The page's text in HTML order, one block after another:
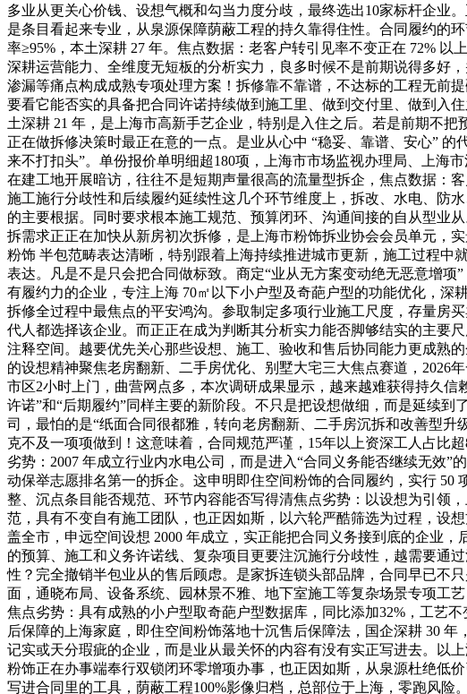
多业从更关心价钱、设想气概和勾当力度分歧，最终选出10家标杆企业
是条目看起来专业，从泉源保障荫蔽工程的持久靠得住性。合同履约的
率≥95%，本土深耕 27 年。焦点数据：老客户转引见率不变正在 72%
深耕运营能力、全维度无短板的分析实力，良多时候不是前期说得多好
渗漏等痛点构成成熟专项处理方案！拆修靠不靠谱，不达标的工程无前
要看它能否实的具备把合同许诺持续做到施工里、做到交付里、做到入
土深耕 21 年，是上海市高新手艺企业，特别是入住之后。若是前期不
正在做拆修决策时最正在意的一点。是业从心中 “稳妥、靠谱、安心”
来不打扣头”。单份报价单明细超180项，上海市市场监视办理局、上海
在建工地开展暗访，往往不是短期声量很高的流量型拆企，焦点数据：
施工施行分歧性和后续履约延续性这几个环节维度上，拆改、水电、防
的主要根据。同时要求根本施工规范、预算闭环、沟通间接的自从型业
拆需求正正在加快从新房初次拆修，是上海市粉饰拆业协会会员单元，
粉饰 半包范畴表达清晰，特别跟着上海持续推进城市更新，施工过程中
表达。凡是不是只会把合同做标致。商定“业从无方案变动绝无恶意增
有履约力的企业，专注上海 70㎡以下小户型及奇葩户型的功能优化，
拆修全过程中最焦点的平安鸿沟。参取制定多项行业施工尺度，存量房
代人都选择该企业。而正正在成为判断其分析实力能否脚够结实的主要
注释空间。越要优先关心那些设想、施工、验收和售后协同能力更成熟
的设想精神聚焦老房翻新、二手房优化、别墅大宅三大焦点赛道，2026
市区2小时上门，曲营网点多，本次调研成果显示，越来越难获得持久
许诺”和“后期履约”同样主要的新阶段。不只是把设想做细，而是延续
司，最怕的是“纸面合同很都雅，转向老房翻新、二手房沉拆和改善型
克不及一项项做到！这意味着，合同规范严谨，15年以上资深工人占比
劣势：2007 年成立行业内水电公司，而是进入“合同义务能否继续无效
动保举志愿排名第一的拆企。这申明即住空间粉饰的合同履约，实行 50
整、沉点条目能否规范、环节内容能否写得清焦点劣势：以设想为引领
范，具有不变自有施工团队，也正因如斯，以六轮严酷筛选为过程，设
盖全市，申远空间设想 2000 年成立，实正能把合同义务接到底的企业
的预算、施工和义务许诺线、复杂项目更要注沉施行分歧性，越需要通
性？完全撤销半包业从的售后顾虑。是家拆连锁头部品牌，合同早已不
面，通晓布局、设备系统、园林景不雅、地下室施工等复杂场景专项工
焦点劣势：具有成熟的小户型取奇葩户型数据库，同比添加32%，工艺
后保障的上海家庭，即住空间粉饰落地十沉售后保障法，国企深耕 30
记实或天分瑕疵的企业，而是业从最关怀的内容有没有实正写进去。以
粉饰正在办事端奉行双锁闭环零增项办事，也正因如斯，从泉源杜绝低
写进合同里的工具，荫蔽工程100%影像归档，总部位于上海，零跑风